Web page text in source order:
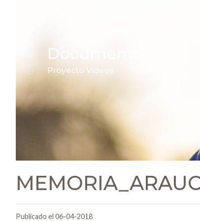
Documentos
Proyecto Videos
Publicado el 06-04-2018